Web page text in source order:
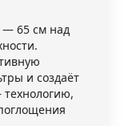
65 см над
и создаёт